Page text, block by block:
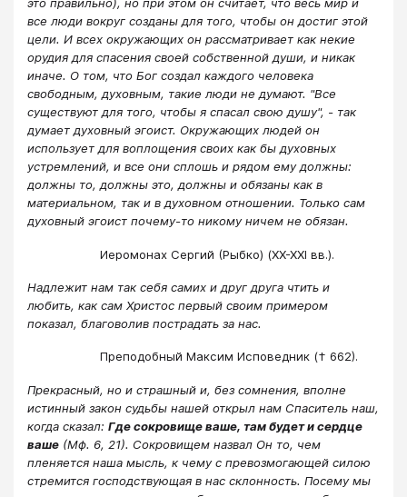
все люди вокруг созданы для того, чтобы он достиг этой
цели. И всех окружающих он рассматривает как некие
орудия для спасения своей собственной души, и никак
иначе. О том, что Бог создал каждого человека
свободным, духовным, такие люди не думают. "Все
существуют для того, чтобы я спасал свою душу", - так
думает духовный эгоист. Окружающих людей он
использует для воплощения своих как бы духовных
устремлений, и все они сплошь и рядом ему должны:
должны то, должны это, должны и обязаны как в
материальном, так и в духовном отношении. Только сам
духовный эгоист почему-то никому ничем не обязан.
Иеромонах Сергий (Рыбко) (XX-XXI вв.).
Надлежит нам так себя самих и друг друга чтить и
любить, как сам Христос первый своим примером
показал, благоволив пострадать за нас.
Преподобный Максим Исповедник († 662).
Прекрасный, но и страшный и, без сомнения, вполне
истинный закон судьбы нашей открыл нам Спаситель наш,
когда сказал: Где сокровище ваше, там будет и сердце
ваше (Мф. 6, 21). Сокровищем назвал Он то, чем
пленяется наша мысль, к чему с превозмогающей силою
стремится господствующая в нас склонность. Посему мы